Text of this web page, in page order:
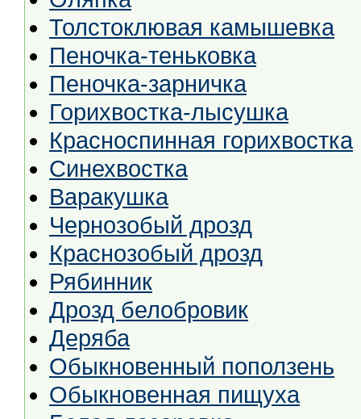
Толстоклювая камышевка
Пеночка-теньковка
Пеночка-зарничка
Горихвостка-лысушка
Красноспинная горихвостка
Синехвостка
Варакушка
Чернозобый дрозд
Краснозобый дрозд
Рябинник
Дрозд белобровик
Деряба
Обыкновенный поползень
Обыкновенная пищуха